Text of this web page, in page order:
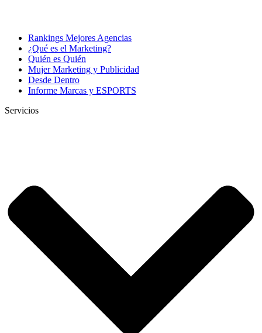
Rankings Mejores Agencias
¿Qué es el Marketing?
Quién es Quién
Mujer Marketing y Publicidad
Desde Dentro
Informe Marcas y ESPORTS
Servicios